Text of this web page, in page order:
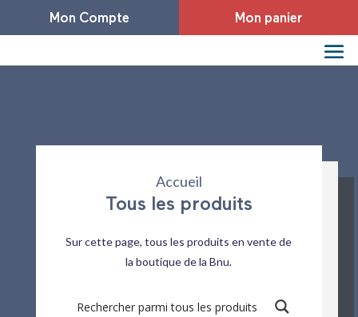
Mon Compte Mon panier
Accueil
Tous les produits
Sur cette page, tous les produits en vente de
la boutique de la Bnu.